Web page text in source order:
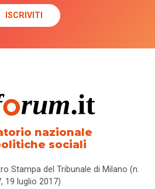
nazionale
sociali
Stampa del Tribunale di Milano (n.
19 luglio 2017)